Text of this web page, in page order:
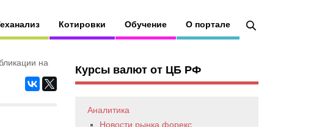
Котировки Обучение О портале
на
Курсы валют от ЦБ РФ
Аналитика
Новости рынка форекс